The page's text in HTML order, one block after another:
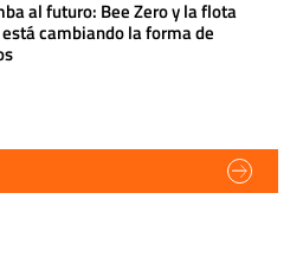
al futuro: Bee Zero y la flota
cambiando la forma de